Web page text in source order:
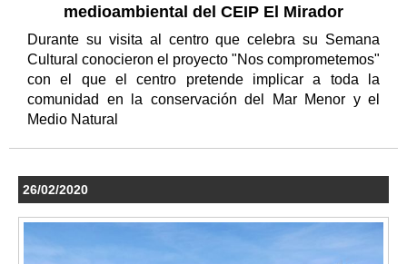
medioambiental del CEIP El Mirador
Durante su visita al centro que celebra su Semana
Cultural conocieron el proyecto "Nos comprometemos"
con el que el centro pretende implicar a toda la
comunidad en la conservación del Mar Menor y el
Medio Natural
26/02/2020